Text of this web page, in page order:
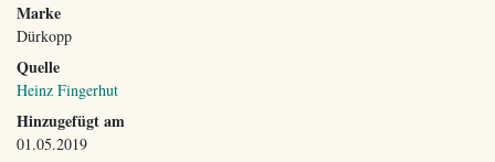
Marke
Dürkopp
Quelle
Heinz Fingerhut
Hinzugefügt am
01.05.2019